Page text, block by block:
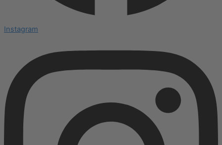
Instagram